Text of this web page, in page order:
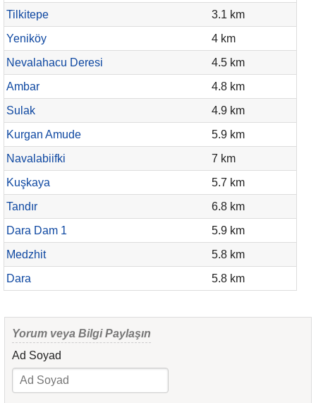
Tilkitepe
3.1 km
Yeniköy
4 km
Nevalahacu Deresi
4.5 km
Ambar
4.8 km
Sulak
4.9 km
Kurgan Amude
5.9 km
Navalabiifki
7 km
Kuşkaya
5.7 km
Tandır
6.8 km
Dara Dam 1
5.9 km
Medzhit
5.8 km
Dara
5.8 km
Yorum veya Bilgi Paylaşın
Ad Soyad